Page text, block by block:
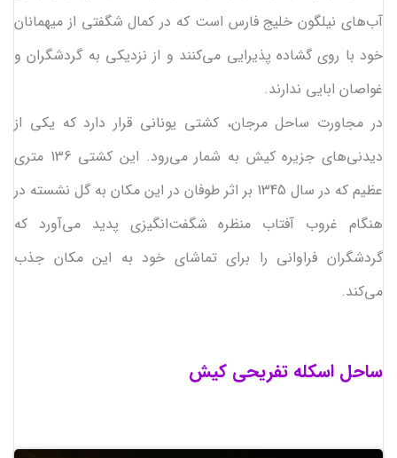
آب‌های نیلگون خلیج فارس است که در کمال شگفتی از میهمانان
خود با روی گشاده پذیرایی می‌کنند و از نزدیکی به گردشگران و
غواصان ابایی ندارند.
در مجاورت ساحل مرجان، کشتی یونانی قرار دارد که یکی از
دیدنی‌های جزیره کیش به شمار می‌رود. این کشتی 136 متری
عظیم که در سال 1345 بر اثر طوفان در این مکان به گل نشسته در
هنگام غروب آفتاب منظره شگفت‌انگیزی پدید می‌آورد که
گردشگران فراوانی را برای تماشای خود به این مکان جذب
می‌کند.
ساحل اسکله تفریحی کیش